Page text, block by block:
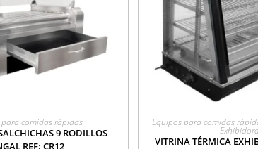
A COTIZACIÓN
comidas rápidas
9 RODILLOS
REF: CR12
AGREGAR A
Equipos para comidas
VITRINA TÉRMICA